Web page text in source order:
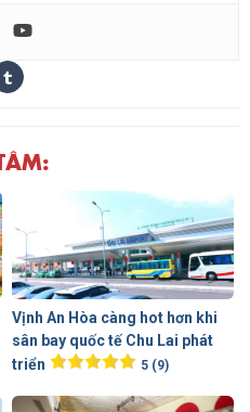
Vịnh An Hòa càng hot hơn khi
sân bay quốc tế Chu Lai phát
triển
5 (9)